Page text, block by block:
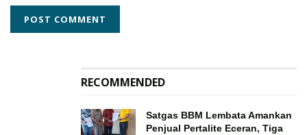
RECOMMENDED
Satgas BBM Lembata Amankan
Penjual Pertalite Eceran, Tiga